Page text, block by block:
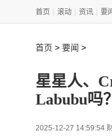
首页 滚动 资讯 要
首页 > 要闻 >
星星人、
Labubu吗？
2025-12-27 14:59:54